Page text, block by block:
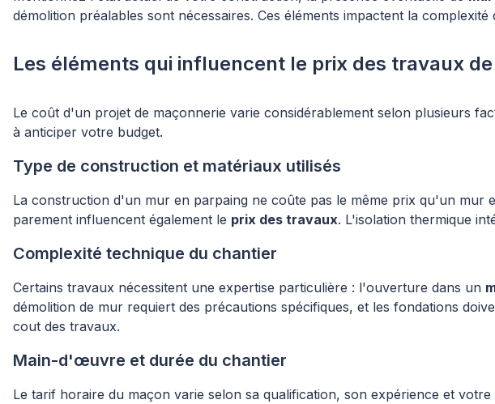
démolition préalables sont nécessaires. Ces éléments impactent la
Les éléments qui influencent le prix des travaux
Le coût d'un projet de maçonnerie varie considérablement selon plusieurs
à anticiper votre budget.
Type de construction et matériaux utilisés
La construction d'un mur en parpaing ne coûte pas le même prix qu'un
parement influencent également le prix des travaux. L'isolation thermique
Complexité technique du chantier
Certains travaux nécessitent une expertise particulière : l'ouverture dans un
démolition de mur requiert des précautions spécifiques, et les fondations
cout des travaux.
Main-d'œuvre et durée du chantier
Le tarif horaire du maçon varie selon sa qualification, son expérience et